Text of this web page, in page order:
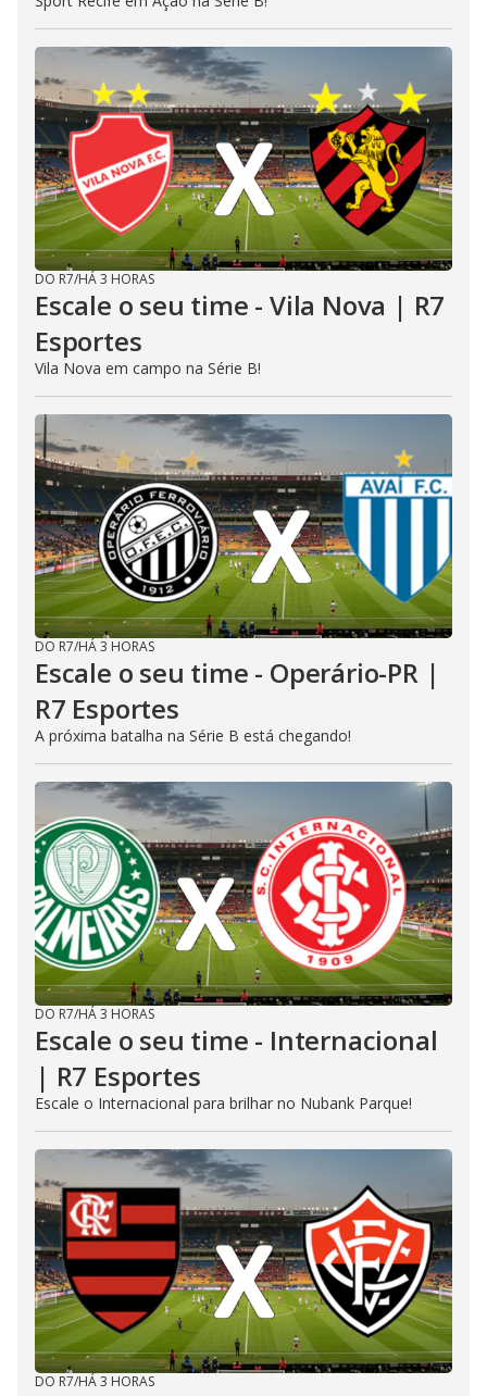
DO R7/HÁ 3 HORAS
Escale o seu time - Vila Nova | R7
Esportes
Vila Nova em campo na Série B!
DO R7/HÁ 3 HORAS
Escale o seu time - Operário-PR |
R7 Esportes
A próxima batalha na Série B está chegando!
DO R7/HÁ 3 HORAS
Escale o seu time - Internacional
| R7 Esportes
Escale o Internacional para brilhar no Nubank Parque!
DO R7/HÁ 3 HORAS